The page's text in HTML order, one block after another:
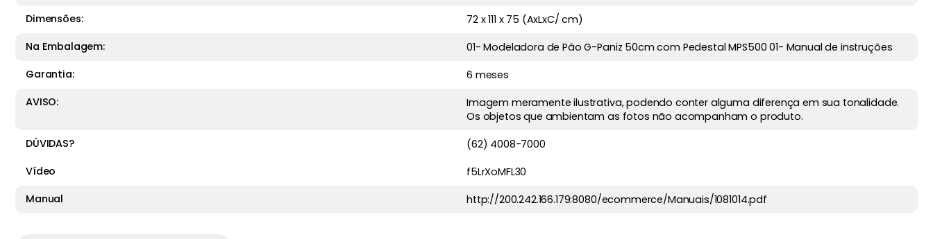
Dimensões:
72 x 111 x 75 (AxLxC/ cm)
Na Embalagem:
01- Modeladora de Pão G-Paniz 50cm com Pedestal MPS500 01- Manual de instruções
Garantia:
6 meses
AVISO:
Imagem meramente ilustrativa, podendo conter alguma diferença em sua tonalidade.
Os objetos que ambientam as fotos não acompanham o produto.
DÚVIDAS?
(62) 4008-7000
Vídeo
f5LrXoMFL30
Manual
http://200.242.166.179:8080/ecommerce/Manuais/1081014.pdf